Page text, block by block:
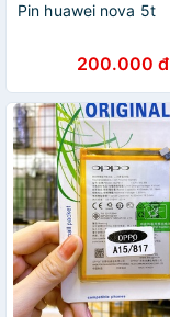
Pin huawei nova 5t
200.000 đ